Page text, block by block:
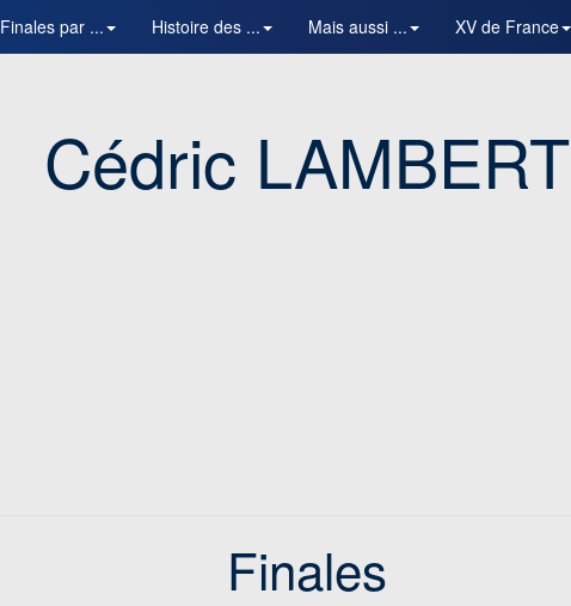
Finales par ... Histoire des ... Mais aussi ... XV de France
Cédric LAMBERT
Finales